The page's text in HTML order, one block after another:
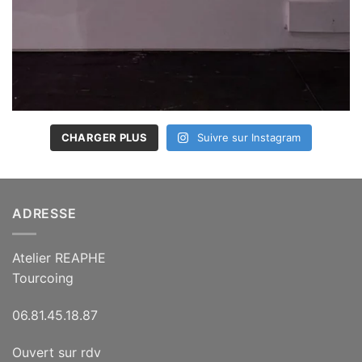
CHARGER PLUS Suivre sur Instagram
ADRESSE
Atelier REAPHE
Tourcoing
06.81.45.18.87
Ouvert sur rdv